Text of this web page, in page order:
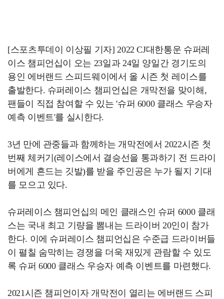
[스포츠투데이 이상필 기자] 2022 CJ대한통운 슈퍼레
이스 챔피언십이 오는 23일과 24일 양일간 경기도의
용인 에버랜드 스피드웨이에서 올 시즌 첫 레이스를
출발한다. 슈퍼레이스 챔피언십은 개막전을 맞이해,
팬들이 직접 참여할 수 있는 '슈퍼 6000 클래스 우승자
예측 이벤트'를 실시한다.
3년 만에 관중들과 함께하는 개막전에서 2022시즌 첫
번째 체커기(레이스에서 결승선을 통과하기 전 드라이
버에게 흔드는 깃발)를 받을 주인공은 누가 될지 기대
를 모으고 있다.
슈퍼레이스 챔피언십의 메인 클래스인 슈퍼 6000 클래
스는 국내 최고 기량을 뽐내는 드라이버 20인이 참가
한다. 이에 슈퍼레이스 챔피언십은 수준급 드라이버들
이 펼칠 숨막히는 경쟁을 더욱 재밌게 관람할 수 있도
록 슈퍼 6000 클래스 우승자 예측 이벤트를 마련했다.
2021시즌 챔피언이자 개막전이 열리는 에버랜드 스피